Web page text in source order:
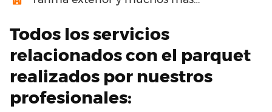
Todos los servicios
relacionados con el parquet
realizados por nuestros
profesionales: